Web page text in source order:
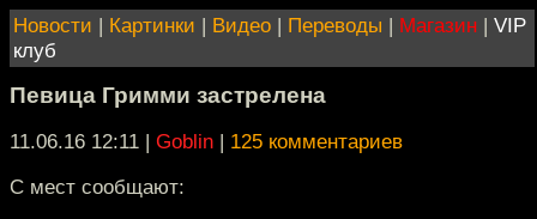
Новости | Картинки | Видео | Переводы | Магазин | VIP
клуб
Певица Гримми застрелена
11.06.16 12:11 | Goblin | 125 комментариев
С мест сообщают: